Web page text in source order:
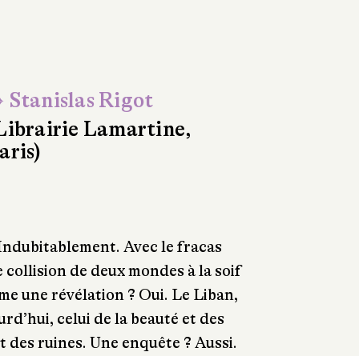
Rigot
Lamartine,
Avec le fracas
collision de deux mondes à la soif
une révélation ? Oui. Le Liban,
celui de la beauté et des
des ruines. Une enquête ? Aussi.